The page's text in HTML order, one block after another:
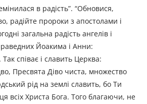
в радість”. “Обновися,
радійте пророки з апостолами і
загальна радість ангелів і
Йоакима і Анни:
співає і славить Церква:
Пресвята Діво чиста, множество
рід на землі славить, бо Ти
всіх Христа Бога. Того благаючи, не